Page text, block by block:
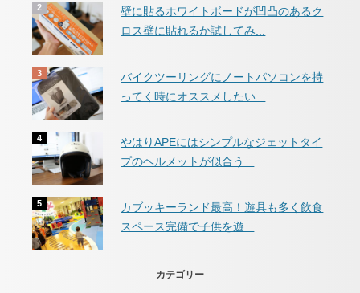
壁に貼るホワイトボードが凹凸のあるク
ロス壁に貼れるか試してみ...
バイクツーリングにノートパソコンを持
ってく時にオススメしたい...
やはりAPEにはシンプルなジェットタイ
プのヘルメットが似合う...
カブッキーランド最高！遊具も多く飲食
スペース完備で子供を遊...
カテゴリー